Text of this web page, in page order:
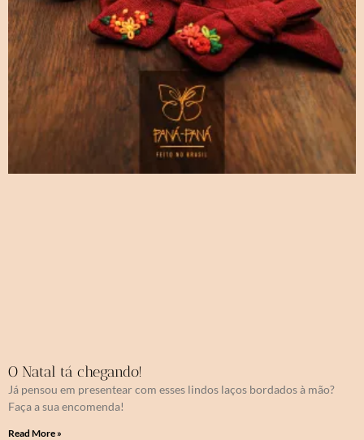
O Natal tá chegando!
Já pensou em presentear com esses lindos laços bordados à mão?
Faça a sua encomenda!
Read More »